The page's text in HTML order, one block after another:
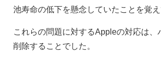
池寿命の低下を懸念していたことを覚え
これらの問題に対するAppleの対応は
削除することでした。